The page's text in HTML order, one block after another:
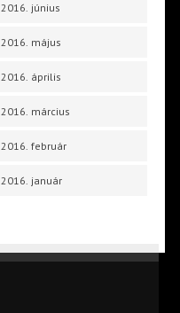
2016. június
2016. május
2016. április
2016. március
2016. február
2016. január